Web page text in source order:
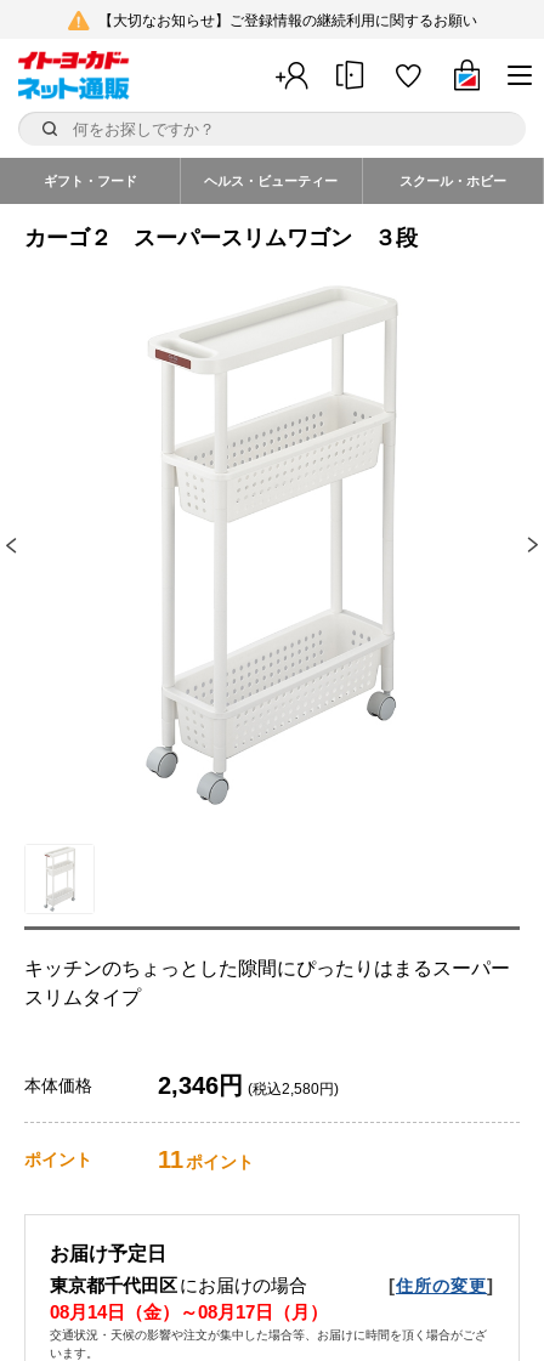
【大切なお知らせ】ご登録情報の継続利用に関するお願い
ギフト・フード ヘルス・ビューティー スクール・ホビー
カーゴ２ スーパースリムワゴン ３段
キッチンのちょっとした隙間にぴったりはまるスーパー
スリムタイプ
本体価格 2,346円 (税込2,580円)
ポイント 11ポイント
お届け予定日
東京都千代田区にお届けの場合 [住所の変更]
08月14日（金）～08月17日（月）
交通状況・天候の影響や注文が集中した場合等、お届けに時間を頂く場合がござ
います。